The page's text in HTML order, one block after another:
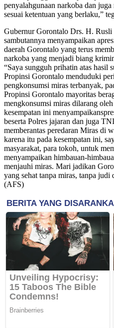
penyalahgunaan narkoba dan
sesuai ketentuan yang berlaku,”
Gubernur Gorontalo Drs. H.
sambutannya menyampaikan
daerah Gorontalo yang terus
narkoba yang menjadi biang
“Saya sungguh prihatin atas hasil
Propinsi Gorontalo menduduki
pengkonsumsi miras terbanyak,
Propinsi Gorontalo mayoritas
mengkonsumsi miras dilarang
kesempatan ini
beserta Polres jajaran dan juga
memberantas peredaran Miras di
karena itu pada kesempatan ini,
masyarakat, para tokoh, untuk
menyampaikan himbauan-
menjauhi miras. Mari jadikan
yang sehat tanpa miras, tanpa
(AFS)